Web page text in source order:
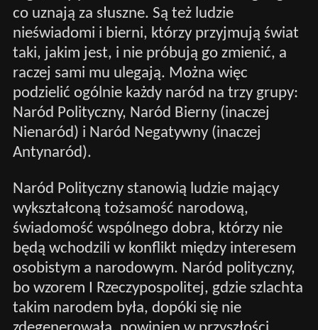
co uznają za słuszne. Są też ludzie
nieświadomi i bierni, którzy przyjmują świat
taki, jakim jest, i nie próbują go zmienić, a
raczej sami mu ulegają. Można więc
podzielić ogólnie każdy naród na trzy grupy:
Naród Polityczny, Naród Bierny (inaczej
Nienaród) i Naród Negatywny (inaczej
Antynaród).
Naród Polityczny stanowią ludzie mający
wykształconą tożsamość narodową,
świadomość wspólnego dobra, którzy nie
będą wchodzili w konflikt między interesem
osobistym a narodowym. Naród polityczny,
bo wzorem I Rzeczypospolitej, gdzie szlachta
takim narodem była, dopóki się nie